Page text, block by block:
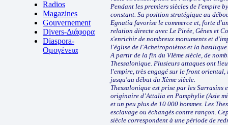
Radios
Magazines
Gouvernement
Divers-Διάφορα
Diaspora-
Ομογένεια
Pendant les premiers siècles de l'empire
constant. Sa position stratégique au
Egnatia favorise le commerce et, forte
relation directe avec Le Pirée, Gênes et
s'enrichir de nombreux monuments et
l'église de l'Acheiropoiètos et la
A partir de la fin du VIème siècle, de
Thessalonique. Plusieurs attaques ont
l'empire, très engagé sur le front
jusqu'au début du Xème siècle.
Thessalonique est prise par les
originaire d’Attalia en Pamphylie (Asie
et un peu plus de 10 000 hommes. Les
esclavage ou échangés contre rançon.
siècle correspondent à une période de